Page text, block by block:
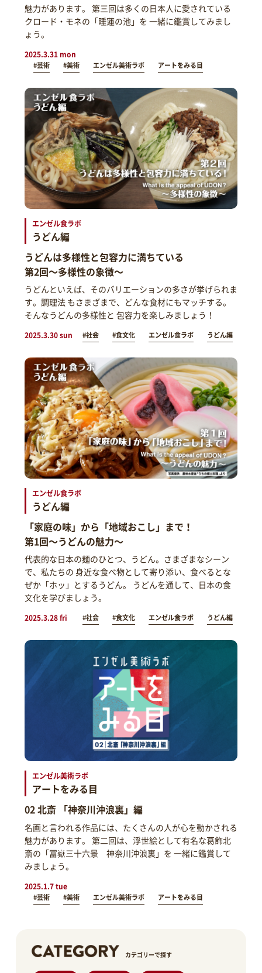
魅力があります。 第三回は多くの日本人に愛されている
クロード・モネの「睡蓮の池」を 一緒に鑑賞してみまし
ょう。
2025.3.31 mon
#芸術 #美術 エンゼル美術ラボ アートをみる目
エンゼル食ラボ
うどん編
うどんは多様性と包容力に満ちている
第2回～多様性の象徴～
うどんといえば、そのバリエーションの多さが挙げられま
す。調理法 もさまざまで、どんな食材にもマッチする。
そんなうどんの多様性と 包容力を楽しみましょう！
2025.3.30 sun #社会 #食文化 エンゼル食ラボ うどん編
エンゼル食ラボ
うどん編
「家庭の味」から「地域おこし」まで！
第1回～うどんの魅力～
代表的な日本の麺のひとつ、うどん。さまざまなシーン
で、私たちの 身近な食べ物として寄り添い、食べるとな
ぜか「ホッ」とするうどん。 うどんを通して、日本の食
文化を学びましょう。
2025.3.28 fri #社会 #食文化 エンゼル食ラボ うどん編
エンゼル美術ラボ
アートをみる目
02 北斎 「神奈川沖浪裏」編
名画と言われる作品には、たくさんの人が心を動かされる
魅力があります。 第二回は、浮世絵として有名な葛飾北
斎の「冨嶽三十六景 神奈川沖浪裏」を 一緒に鑑賞して
みましょう。
2025.1.7 tue
#芸術 #美術 エンゼル美術ラボ アートをみる目
カテゴリーで探す